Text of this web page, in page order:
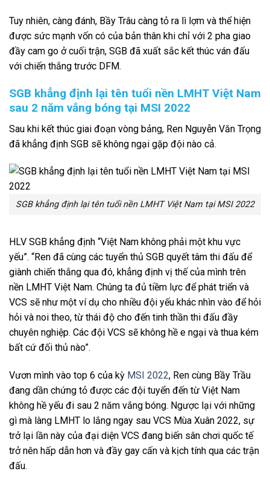
Tuy nhiên, càng đánh, Bầy Trâu càng tỏ ra lì lợm và thể hiện
được sức mạnh vốn có của bản thân khi chỉ với 2 pha giao
đầy cam go ở cuối trận, SGB đã xuất sắc kết thúc ván đấu
với chiến thắng trước DFM.
SGB khẳng định lại tên tuổi nền LMHT Việt Nam
sau 2 năm vắng bóng tại MSI 2022
Sau khi kết thúc giai đoạn vòng bảng, Ren Nguyễn Văn Trọng
đã khẳng định SGB sẽ không ngại gặp đội nào cả.
SGB khẳng định lại tên tuổi nền LMHT Việt Nam tại MSI 2022
HLV SGB khẳng định “Việt Nam không phải một khu vực
yếu”. “Ren đã cùng các tuyển thủ SGB quyết tâm thi đấu để
giành chiến thắng qua đó, khẳng định vị thế của mình trên
nền LMHT Việt Nam. Chúng ta đủ tiềm lực để phát triển và
VCS sẽ như một ví dụ cho nhiều đội yếu khác nhìn vào để hỏi
hỏi và noi theo, từ thái độ cho đến tinh thần thi đấu đầy
chuyên nghiệp. Các đội VCS sẽ không hề e ngại và thua kém
bất cứ đối thủ nào”.
Vươn mình vào top 6 của kỳ MSI 2022, Ren cùng Bầy Trầu
đang dần chứng tỏ được các đội tuyển đến từ Việt Nam
không hề yếu đi sau 2 năm vắng bóng. Ngược lại với những
gì mà làng LMHT lo lắng ngay sau VCS Mùa Xuân 2022, sự
trở lại lần này của đại diện VCS đang biến sân chơi quốc tế
trở nên hấp dẫn hơn và đầy gay cấn và kịch tính qua các trận
đấu.